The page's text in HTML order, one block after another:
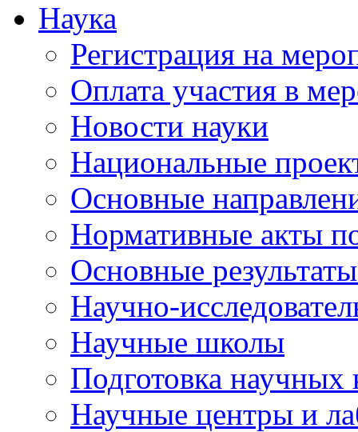
Наука
Регистрация на
Оплата участия в
Новости науки
Национальные
Основные
Нормативные акты
Основные
Научно-
Научные школы
Подготовка научных
Научные центры и